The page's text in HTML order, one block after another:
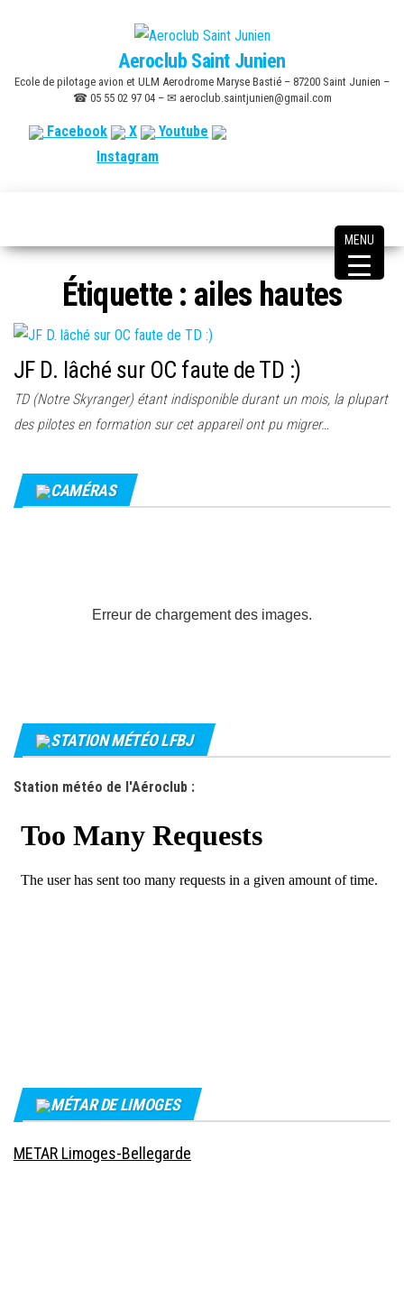
content
Aeroclub Saint Junien
Ecole de pilotage avion et ULM Aerodrome Maryse Bastié – 87200 Saint Junien –
☎ 05 55 02 97 04 – ✉ aeroclub.saintjunien@gmail.com
Facebook X
Youtube
Instagram
Étiquette : ailes hautes
JF D. lâché sur OC faute de TD :)
TD (Notre Skyranger) étant indisponible durant un mois, la plupart
des pilotes en formation sur cet appareil ont pu migrer…
CAMÉRAS
Erreur de chargement des images.
STATION MÉTÉO LFBJ
Station météo de l'Aéroclub :
MÉTAR DE LIMOGES
METAR Limoges-Bellegarde
MENU